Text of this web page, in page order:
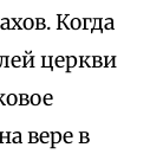
Когда
церкви
вере в